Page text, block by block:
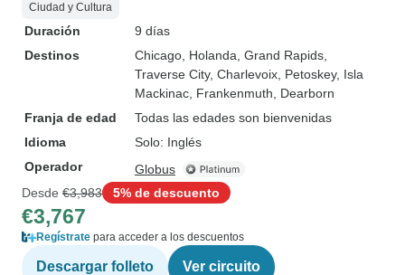
Ciudad y Cultura
Duración
9 días
Destinos
Chicago , Holanda , Grand Rapids
Traverse City, Charlevoix , Petoskey, Isla
Mackinac , Frankenmuth , Dearborn
Franja de edad
Todas las edades son bienvenidas
Idioma
Solo: Inglés
Operador
Globus
Desde €3,983 5% de descuento
€3,767
Regístrate para acceder a los descuentos
Descargar folleto Ver circuito